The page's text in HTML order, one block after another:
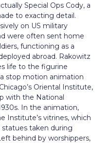
Special Ops Cody, a
to exacting detail.
on US military
were often sent home
functioning as a
abroad. Rakowitz
life to the figurine
stop motion animation
Oriental Institute,
with the National
In the animation,
Institute’s vitrines, which
taken during
behind by worshippers,